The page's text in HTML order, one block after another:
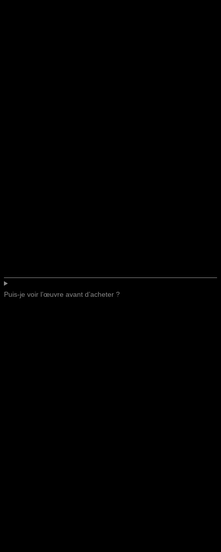
Puis-je voir l’œuvre avant d’acheter ?